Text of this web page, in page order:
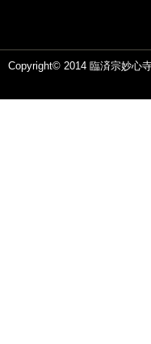
Copyright© 2014 臨済宗妙心